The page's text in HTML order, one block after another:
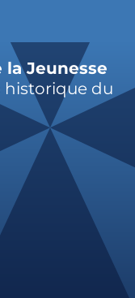
la Jeunesse
du